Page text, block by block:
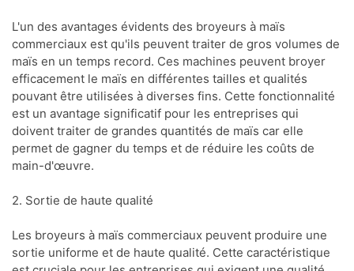
L'un des avantages évidents des broyeurs à maïs
commerciaux est qu'ils peuvent traiter de gros volumes de
maïs en un temps record. Ces machines peuvent broyer
efficacement le maïs en différentes tailles et qualités
pouvant être utilisées à diverses fins. Cette fonctionnalité
est un avantage significatif pour les entreprises qui
doivent traiter de grandes quantités de maïs car elle
permet de gagner du temps et de réduire les coûts de
main-d'œuvre.
2. Sortie de haute qualité
Les broyeurs à maïs commerciaux peuvent produire une
sortie uniforme et de haute qualité. Cette caractéristique